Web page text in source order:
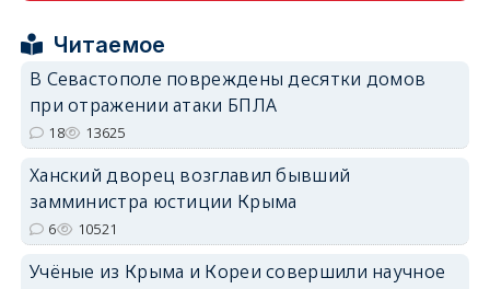
Читаемое
В Севастополе повреждены десятки домов
при отражении атаки БПЛА
18 13625
Ханский дворец возглавил бывший
замминистра юстиции Крыма
6 10521
Учёные из Крыма и Кореи совершили научное